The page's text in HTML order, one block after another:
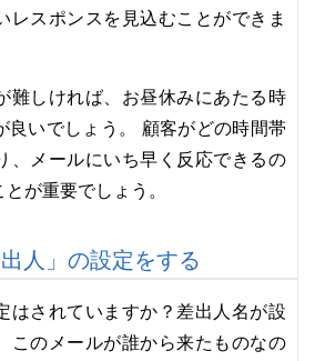
レスポンスを見込むことができま
難しければ、お昼休みにあたる時
良いでしょう。 顧客がどの時間帯
、メールにいち早く反応できるの
が重要でしょう。
人」の設定をする
はされていますか？差出人名が設
このメールが誰から来たものなの